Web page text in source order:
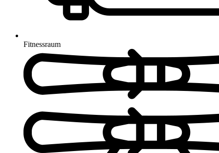
Fitnessraum